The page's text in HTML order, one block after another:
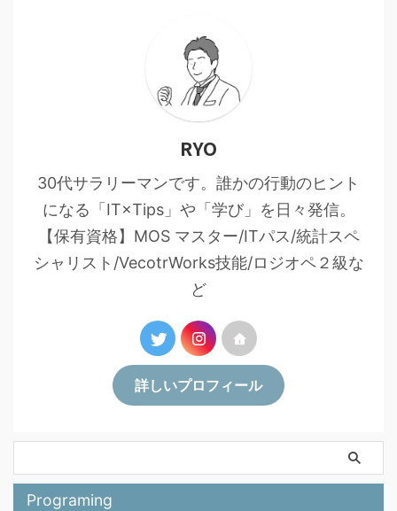
RYO
30代サラリーマンです。誰かの行動のヒント
になる「IT×Tips」や「学び」を日々発信。
【保有資格】MOS マスター/ITパス/統計スペ
シャリスト/VecotrWorks技能/ロジオペ２級な
ど
詳しいプロフィール
Programing